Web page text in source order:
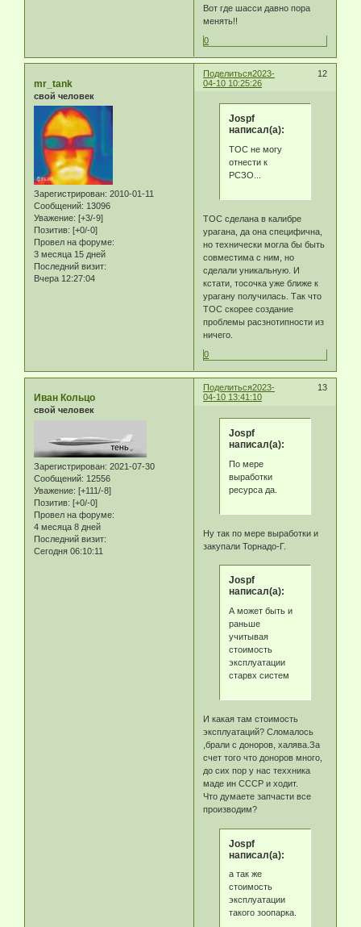
Вот где шасси давно пора
менять!!
0
Поделиться 12
2023-
04-10 10:25:26
mr_tank
свой человек
Зарегистрирован: 2010-01-11
Сообщений: 13096
Уважение: [+3/-9]
Позитив: [+0/-0]
Провел на форуме:
3 месяца 15 дней
Последний визит:
Вчера 12:27:04
Jospf
написал(а):
ТОС не могу
отнести к
РСЗО...
ТОС сделана в калибре
урагана, да она специфична,
но технически могла бы быть
совместима с ним, но
сделали уникальную. И
кстати, тосочка уже ближе к
урагану получилась. Так что
ТОС скорее создание
проблемы расзнотипности из
ничего.
0
Поделиться 13
2023-
04-10 13:41:10
Иван Кольцо
свой человек
Зарегистрирован: 2021-07-30
Сообщений: 12556
Уважение: [+111/-8]
Позитив: [+0/-0]
Провел на форуме:
4 месяца 8 дней
Последний визит:
Сегодня 06:10:11
Jospf
написал(а):
По мере
выработки
ресурса да.
Ну так по мере выработки и
закупали Торнадо-Г.
Jospf
написал(а):
А может быть и
раньше
учитывая
стоимость
эксплуатации
старвх систем
И какая там стоимость
эксплуатаций? Сломалось
,брали с доноров, халява.За
счет того что доноров много,
до сих пор у нас теххника
маде ин СССР и ходит.
Что думаете запчасти все
производим?
Jospf
написал(а):
а так же
стоимость
эксплуатации
такого зоопарка.